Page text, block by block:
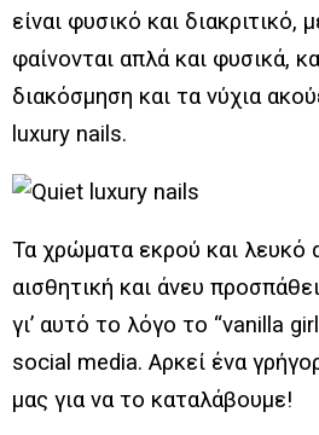
είναι φυσικό και διακριτικό,
φαίνονται απλά και φυσικά,
διακόσμηση και τα νύχια
luxury nails.
Τα χρώματα εκρού και λευκό
αισθητική και άνευ
γι’ αυτό το λόγο το “vanilla
social media. Αρκεί ένα
μας για να το καταλάβουμε!